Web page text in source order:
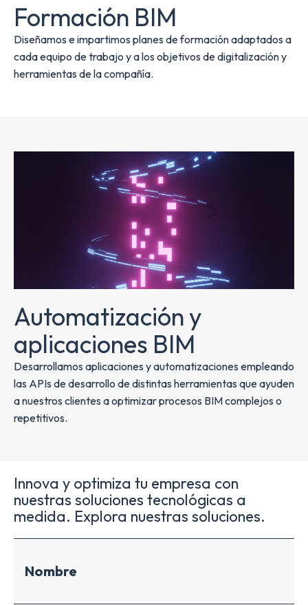
Formación BIM
Diseñamos e impartimos planes de formación adaptados a
cada equipo de trabajo y a los objetivos de digitalización y
herramientas de la compañía.
Automatización y
aplicaciones BIM
Desarrollamos aplicaciones y automatizaciones empleando
las APIs de desarrollo de distintas herramientas que ayuden
a nuestros clientes a optimizar procesos BIM complejos o
repetitivos.
Innova y optimiza tu empresa con
nuestras soluciones tecnológicas a
medida. Explora nuestras soluciones.